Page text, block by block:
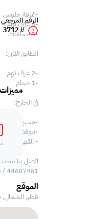
-غرفة جلوس
-4 غرف نوم
-4 حمامات
الطابق الثاني:
-2 غرف نوم
-1 حمام
في الخارج:
-مسبح خاص
-موقف
- القبو
اتصل بنا
44687461 / 66346605
الرقم المرجعي
# 3712
مميزات
الموقع
قطر, الشمال,